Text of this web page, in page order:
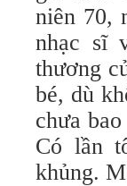
niên 70,
nhạc sĩ
thương
bé, dù
chưa
Có lần
khủng.